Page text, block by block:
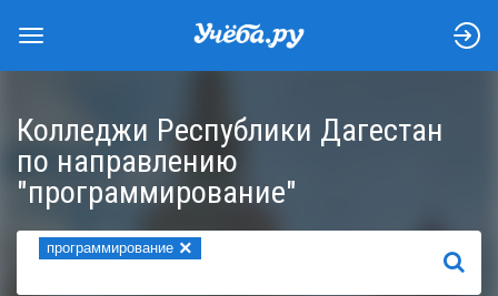
Колледжи Республики Дагестан
по направлению
"программирование"
программирование ×
НАЙТИ